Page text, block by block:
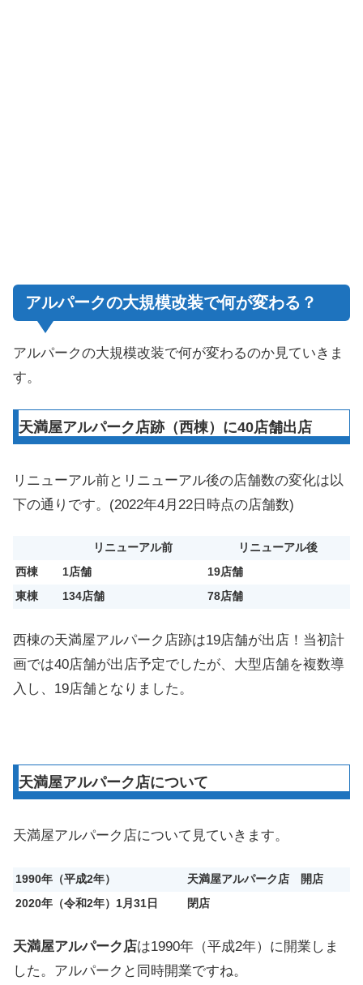
アルパークの大規模改装で何が変わる？
アルパークの大規模改装で何が変わるのか見ていきま
す。
天満屋アルパーク店跡（西棟）に40店舗出店
リニューアル前とリニューアル後の店舗数の変化は以
下の通りです。(2022年4月22日時点の店舗数)
リニューアル前
リニューアル後
西棟
1店舗
19店舗
東棟
134店舗 78店舗
西棟の天満屋アルパーク店跡は19店舗が出店！当初計
画では40店舗が出店予定でしたが、大型店舗を複数導
入し、19店舗となりました。
天満屋アルパーク店について
天満屋アルパーク店について見ていきます。
1990年（平成2年）
天満屋アルパーク店 開店
2020年（令和2年）1月31日
閉店
天満屋アルパーク店は1990年（平成2年）に開業しま
した。アルパークと同時開業ですね。